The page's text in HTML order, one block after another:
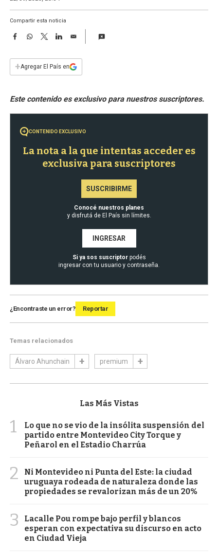
Compartir esta noticia
F
e
b
k
W
s
p
T
w
t
L
n
E
i
l
+Agregar El País en
CONTENIDO EXCLUSIVO
La nota a la que intentas acceder es
exclusiva para suscriptores
SUSCRIBIRME
Conocé nuestros planes
y disfrutá de El País sin límites.
INGRESAR
Si ya sos suscriptorpodés
ingresar con tu usuario y contraseña.
¿Encontraste un error? Reportar
Temas relacionados
Álvaro Ahunchain premium
Las Más Vistas
1
Lo que no se vio de la insólita suspensión del
partido entre Montevideo City Torque y
Peñarol en el Estadio Charrúa
2
Ni Montevideo ni Punta del Este: la ciudad
uruguaya rodeada de naturaleza donde las
propiedades se revalorizan más de un 20%
3
Lacalle Pou rompe bajo perfil y blancos
esperan con expectativa su discurso en acto
en Ciudad Vieja